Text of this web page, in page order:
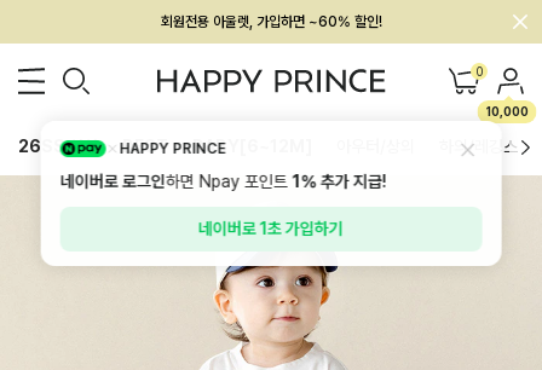
회원전용 아울렛, 가입하면 ~60% 할인!
멤버십 최대 28,000원 혜택 0
10,000
26SS 신상 BEST BABY[6~12M] 하의/레깅스
HAPPY PRINCE
네이버로 로그인하면 Npay 포인트1%추가 지급!
네이버로 1초 가입하기